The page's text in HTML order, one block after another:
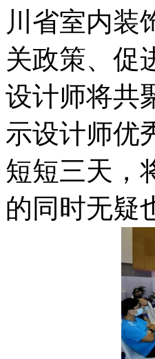
川省室内装
关政策、促
设计师将共
示设计师优
短短三天，
的同时无疑